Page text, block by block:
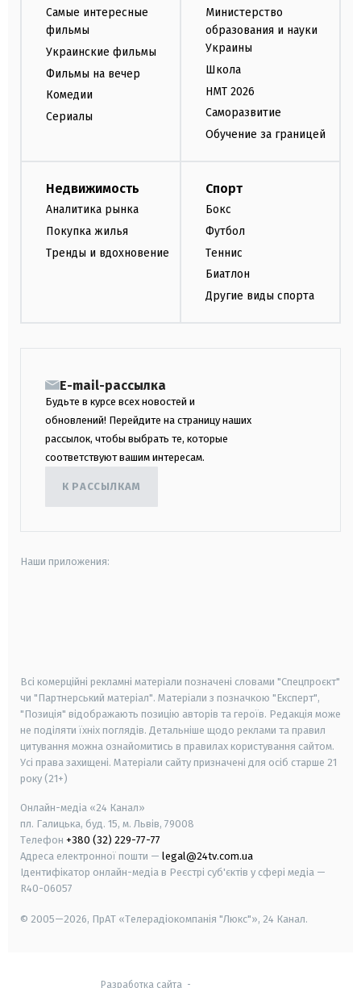
Самые интересные
фильмы
Украинские фильмы
Фильмы на вечер
Комедии
Сериалы
Министерство
образования и науки
Украины
Школа
НМТ 2026
Саморазвитие
Обучение за границей
Недвижимость
Аналитика рынка
Покупка жилья
Тренды и вдохновение
Спорт
Бокс
Футбол
Теннис
Биатлон
Другие виды спорта
E-mail-рассылка
Будьте в курсе всех новостей и
обновлений! Перейдите на страницу наших
рассылок, чтобы выбрать те, которые
соответствуют вашим интересам.
К РАССЫЛКАМ
Наши приложения:
Всі комерційні рекламні матеріали позначені словами "Спецпроєкт"
чи "Партнерський матеріал". Матеріали з позначкою "Експерт",
"Позиція" відображають позицію авторів та героїв. Редакція може
не поділяти їхніх поглядів. Детальніше щодо реклами та правил
цитування можна ознайомитись в правилах користування сайтом.
Усі права захищені. Матеріали сайту призначені для осіб старше 21
року (21+)
Онлайн-медіа «24 Канал»
пл. Галицька, буд. 15, м. Львів, 79008
Телефон +380 (32) 229-77-77
Адреса електронної пошти — legal@24tv.com.ua
Ідентифікатор онлайн-медіа в Реєстрі суб'єктів у сфері медіа —
R40-06057
© 2005—2026, ПрАТ «Телерадіокомпанія "Люкс"», 24 Канал.
Разработка сайта -